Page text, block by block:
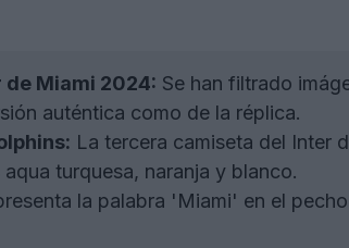
Miami 2024: Se han filtrado
auténtica como de la réplica.
La tercera camiseta del Inter
turquesa, naranja y blanco.
la palabra 'Miami' en el